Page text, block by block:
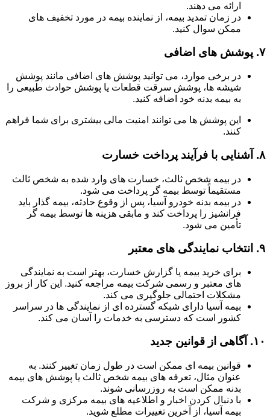
ارائه می دهند.
در زمان تمدید بیمه، از نماینده بیمه در مورد تخفیف های
ممکن سوال کنید.
۷. پوشش های اضافی
در برخی موارد، می توانید پوشش های اضافی مانند پوشش
شیشه ها، پوشش سرقت قطعات یا پوشش حوادث طبیعی را
به بیمه بدنه خود اضافه کنید.
این پوشش ها می توانند امنیت مالی بیشتری برای شما فراهم
کنند.
۸. آشنایی با فرآیند پرداخت خسارت
در بیمه شخص ثالث، خسارت های وارد شده به شخص ثالث
مستقیماً توسط بیمه گر پرداخت می شود.
در بیمه بدنه خودرو آسیا، پس از وقوع حادثه، بیمه گذار باید
فرانشیز را پرداخت کند و مابقی هزینه ها توسط بیمه گر
تأمین می شود.
۹. انتخاب نمایندگی های معتبر
برای خرید بیمه یا گزارش خسارت، بهتر است به نمایندگی
های معتبر و رسمی شرکت بیمه مراجعه کنید. این کار از بروز
مشکلات احتمالی جلوگیری می کند.
بیمه آسیا دارای شبکه گسترده ای از نمایندگی ها در سراسر
کشور است که دسترسی به خدمات را آسان می کند.
۱۰. آگاهی از قوانین جدید
قوانین بیمه ای ممکن است در طول زمان تغییر کنند. به
عنوان مثال، تعرفه های بیمه شخص ثالث یا پوشش های بیمه
بدنه ممکن است به روزرسانی شوند.
با دنبال کردن اخبار و اطلاعیه های بیمه مرکزی و شرکت
بیمه آسیا، از آخرین تغییرات مطلع شوید.